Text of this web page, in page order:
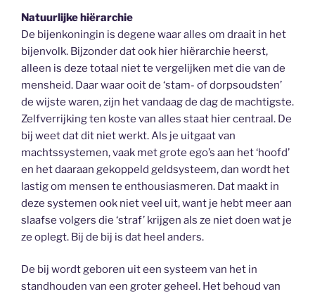
Natuurlijke hiërarchie
De bijenkoningin is degene waar alles om draait in het
bijenvolk. Bijzonder dat ook hier hiërarchie heerst,
alleen is deze totaal niet te vergelijken met die van de
mensheid. Daar waar ooit de ‘stam- of dorpsoudsten’
de wijste waren, zijn het vandaag de dag de machtigste.
Zelfverrijking ten koste van alles staat hier centraal. De
bij weet dat dit niet werkt. Als je uitgaat van
machtssystemen, vaak met grote ego’s aan het ‘hoofd’
en het daaraan gekoppeld geldsysteem, dan wordt het
lastig om mensen te enthousiasmeren. Dat maakt in
deze systemen ook niet veel uit, want je hebt meer aan
slaafse volgers die ‘straf’ krijgen als ze niet doen wat je
ze oplegt. Bij de bij is dat heel anders.
De bij wordt geboren uit een systeem van het in
standhouden van een groter geheel. Het behoud van